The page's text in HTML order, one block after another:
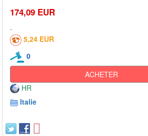
174,09 EUR
5,24 EUR
0
ACHETER
HR
Italie